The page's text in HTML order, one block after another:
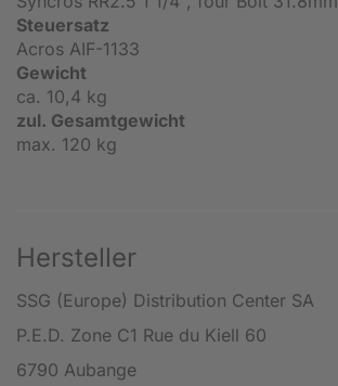
Steuersatz
Acros AIF-1133
Gewicht
ca. 10,4 kg
zul. Gesamtgewicht
max. 120 kg
Hersteller
SSG (Europe) Distribution Center SA
P.E.D. Zone C1 Rue du Kiell 60
6790 Aubange